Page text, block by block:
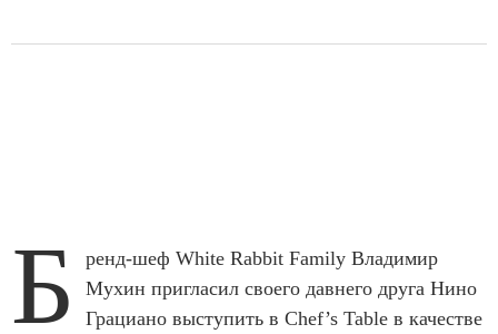
Б
ренд-шеф White Rabbit Family Владимир
Мухин пригласил своего давнего друга Нино
Грациано выступить в Chef’s Table в качестве